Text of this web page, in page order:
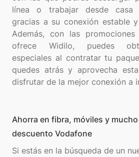
línea o trabajar desde casa
gracias a su conexión estable
Además, con las
ofrece Widilo, puedes
especiales al contratar tu
quedes atrás y aprovecha
Ahorra en fibra, móviles y
descuento Vodafone
Si estás en la búsqueda de un